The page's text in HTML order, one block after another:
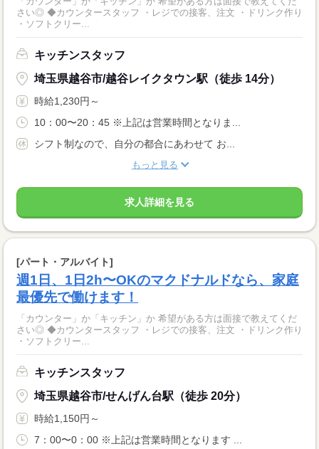
さい◎ ◆カウンタースタッフ ・レジでの接客、注文 ・ドリンク作り
・ソフトクリー...
キッチンスタッフ
埼玉県越谷市/越谷レイクタウン駅（徒歩 14分）
時給1,230円～
10：00〜20：45 ※上記は営業時間となりま...
シフト制なので、自分の都合にあわせて お...
もっと見る
求人詳細を見る
[パート・アルバイト]
週1日、1日2h〜OKのマクドナルドなら、家庭
最優先で働けます！
「カウンター」か「キッチン」か 希望がある方は面接で教えてくだ
さい◎ ◆カウンタースタッフ ・レジでの接客、注文 ・ドリンク作り
・ソフトクリー...
キッチンスタッフ
埼玉県越谷市/せんげん台駅（徒歩 20分）
時給1,150円～
7：00〜0：00 ※上記は営業時間となります ...